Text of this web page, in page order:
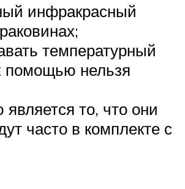
инфракрасный
температурный
помощью нельзя
то, что они
часто в комплекте с